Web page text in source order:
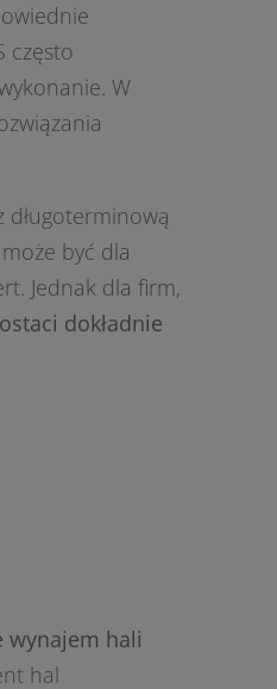
często
W
długoterminową
być dla
Jednak dla firm,
dokładnie
wynajem hali
hal